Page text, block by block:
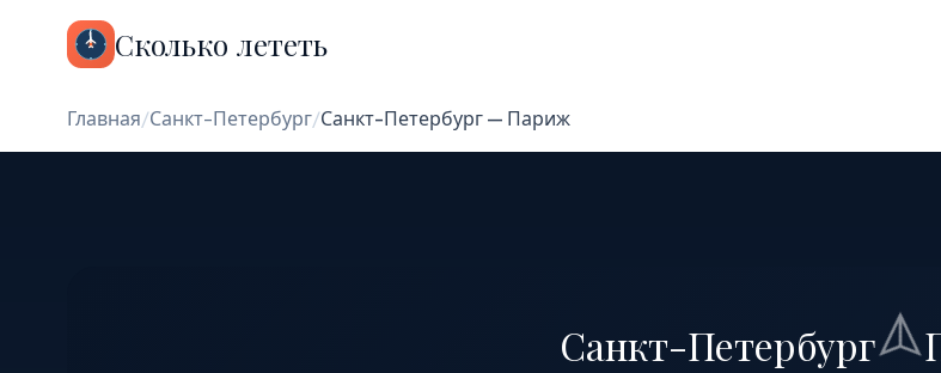
Сколько лететь
Главная/Санкт-Петербург/Санкт-Петербург — Париж
Санкт-Петербург